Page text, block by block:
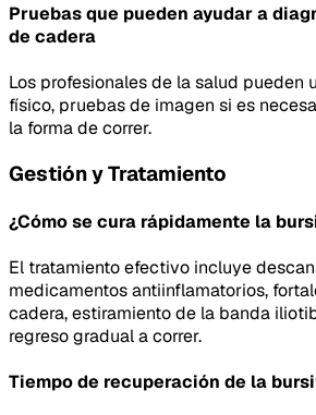
Pruebas que pueden ayudar a
de cadera
Los profesionales de la salud pueden
físico, pruebas de imagen si es
la forma de correr.
Gestión y Tratamiento
¿Cómo se cura rápidamente la
El tratamiento efectivo incluye
medicamentos antiinflamatorios,
cadera, estiramiento de la banda
regreso gradual a correr.
Tiempo de recuperación de la